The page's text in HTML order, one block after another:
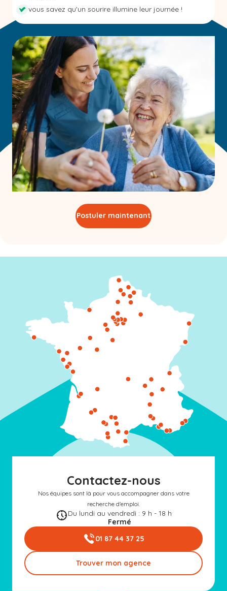
vous savez qu'un sourire illumine leur journée !
Postuler maintenant
Contactez-nous
Nos équipes sont là pour vous accompagner dans votre
recherche d'emploi.
Du lundi au vendredi : 9 h - 18 h
Fermé
01 87 44 37 25
Trouver mon agence